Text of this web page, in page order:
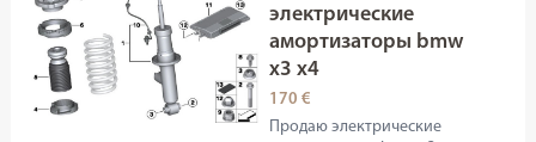
электрические
амортизаторы bmw
x3 x4
170 €
Продаю электрические